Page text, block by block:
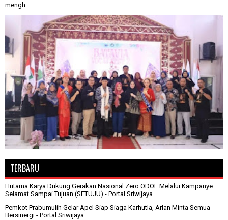
mengh...
TERBARU
Hutama Karya Dukung Gerakan Nasional Zero ODOL Melalui Kampanye
Selamat Sampai Tujuan (SETUJU) - Portal Sriwijaya
Pemkot Prabumulih Gelar Apel Siap Siaga Karhutla, Arlan Minta Semua
Bersinergi - Portal Sriwijaya